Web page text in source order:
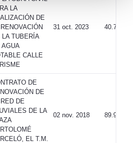
LA
DE
RENOVACIÓN
LA TUBERÍA
AGUA
CALLE
31 oct. 2023
DE
DE
RED DE
DE LA
EL T.M.
02 nov. 2018